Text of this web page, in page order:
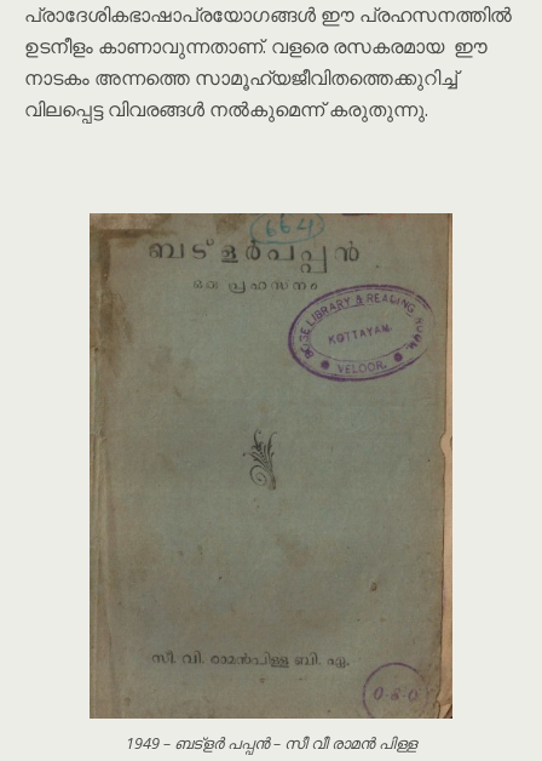
പ്രാദേശികഭാഷാപ്രയോഗങ്ങള്‍ ഈ പ്രഹസനത്തില്‍
ഉടനീളം കാണാവുന്നതാണ്. വളരെ രസകരമായ ഈ
നാടകം അന്നത്തെ സാമൂഹ്യജീവിതത്തെക്കുറിച്ച്
വിലപ്പെട്ട വിവരങ്ങള്‍ നല്‍കുമെന്ന് കരുതുന്നു.
1949 – ബട്ളർ പപ്പൻ – സീ വീ രാമൻ പിള്ള